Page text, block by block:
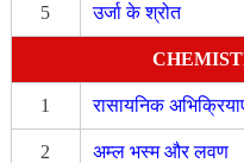
5 उर्जा के श्रोत
1 रासायनिक
2 अम्ल भस्म और लवण